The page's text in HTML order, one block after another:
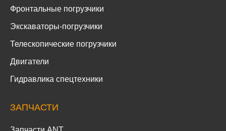
Фронтальные погрузчики
Экскаваторы-погрузчики
Телескопические погрузчики
Двигатели
Гидравлика спецтехники
ЗАПЧАСТИ